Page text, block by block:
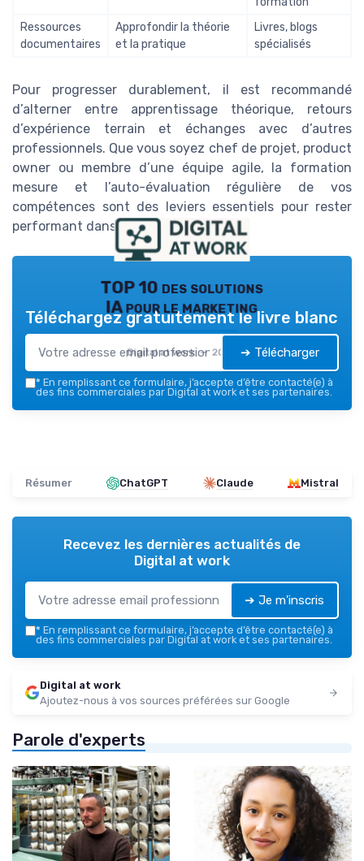
Ressources
documentaires
Approfondir la théorie
et la pratique
Livres, blogs
spécialisés
Pour progresser durablement, il est recommandé
d’alterner entre apprentissage théorique, retours
d’expérience terrain et échanges avec d’autres
professionnels. Que vous soyez chef de projet, product
owner ou membre d’une équipe agile, la formation
mesure et l’auto-évaluation régulière de vos
compétences sont des leviers essentiels pour rester
performant dans le web digital.
TOP 10 des solutions
IA pour le marketing
Digital at work — 2026
Téléchargez gratuitement le livre blanc
➔ Télécharger
* En remplissant ce formulaire, j’accepte d’être contacté(e) à
des fins commerciales par Digital at work et ses partenaires.
Résumer ChatGPT Claude Mistral
Recevez les dernières actualités de
Digital at work
➔ Je m'inscris
* En remplissant ce formulaire, j’accepte d’être contacté(e) à
des fins commerciales par Digital at work et ses partenaires.
Digital at work
Ajoutez-nous à vos sources préférées sur Google
Parole d'experts